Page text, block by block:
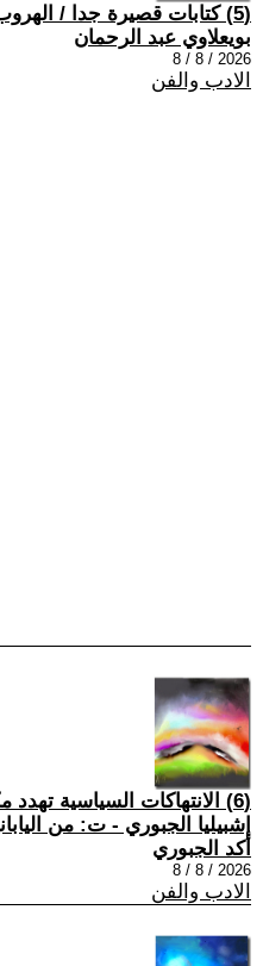
(5) كتابات قصيرة جدا / الهروب الصغير /
بويعلاوي عبد الرحمان
2026 / 8 / 8
الادب والفن
(6) الانتهاكات السياسية
إشبيليا الجبوري - ت: من
أكد الجبوري
2026 / 8 / 8
الادب والفن